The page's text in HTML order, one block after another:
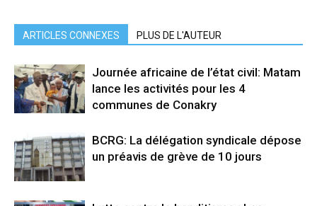
ARTICLES CONNEXES PLUS DE L'AUTEUR
Journée africaine de l’état civil: Matam
lance les activités pour les 4
communes de Conakry
BCRG: La délégation syndicale dépose
un préavis de grève de 10 jours